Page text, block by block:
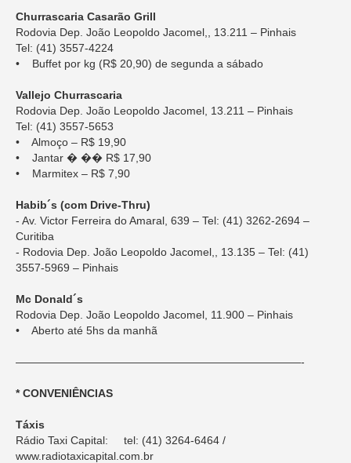
Churrascaria Casarão Grill
Rodovia Dep. João Leopoldo Jacomel,, 13.211 – Pinhais
Tel: (41) 3557-4224
• Buffet por kg (R$ 20,90) de segunda a sábado
Vallejo Churrascaria
Rodovia Dep. João Leopoldo Jacomel, 13.211 – Pinhais
Tel: (41) 3557-5653
• Almoço – R$ 19,90
• Jantar � �� R$ 17,90
• Marmitex – R$ 7,90
Habib´s (com Drive-Thru)
- Av. Victor Ferreira do Amaral, 639 – Tel: (41) 3262-2694 –
Curitiba
- Rodovia Dep. João Leopoldo Jacomel,, 13.135 – Tel: (41)
3557-5969 – Pinhais
Mc Donald´s
Rodovia Dep. João Leopoldo Jacomel, 11.900 – Pinhais
• Aberto até 5hs da manhã
——————————————————————————-
* CONVENIÊNCIAS
Táxis
Rádio Taxi Capital: tel: (41) 3264-6464 /
www.radiotaxicapital.com.br